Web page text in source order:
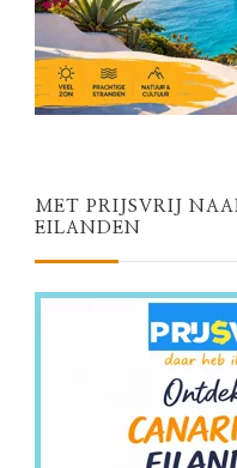
MET PRIJSVRIJ
EILANDEN